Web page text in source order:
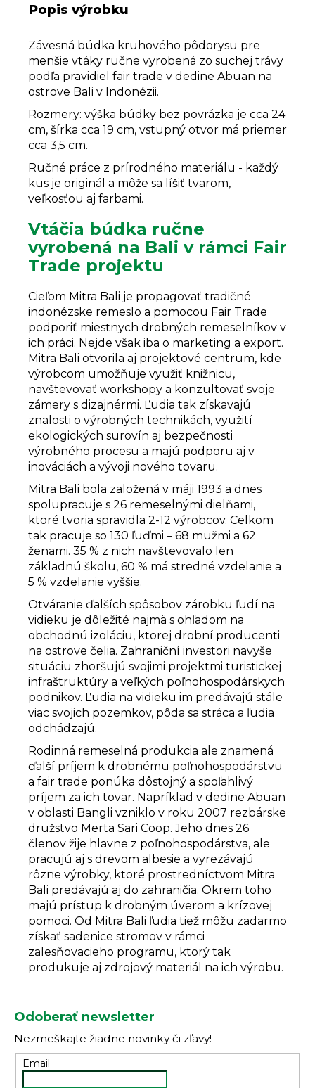
Popis výrobku
Závesná búdka kruhového pôdorysu pre
menšie vtáky ručne vyrobená zo suchej trávy
podľa pravidiel fair trade v dedine Abuan na
ostrove Bali v Indonézii.
Rozmery: výška búdky bez povrázka je cca 24
cm, šírka cca 19 cm, vstupný otvor má priemer
cca 3,5 cm.
Ručné práce z prírodného materiálu - každý
kus je originál a môže sa líšiť tvarom,
veľkosťou aj farbami.
Vtáčia búdka ručne
vyrobená na Bali v rámci Fair
Trade projektu
Cieľom Mitra Bali je propagovať tradičné
indonézske remeslo a pomocou Fair Trade
podporiť miestnych drobných remeselníkov v
ich práci. Nejde však iba o marketing a export.
Mitra Bali otvorila aj projektové centrum, kde
výrobcom umožňuje využiť knižnicu,
navštevovať workshopy a konzultovať svoje
zámery s dizajnérmi. Ľudia tak získavajú
znalosti o výrobných technikách, využití
ekologických surovín aj bezpečnosti
výrobného procesu a majú podporu aj v
inováciách a vývoji nového tovaru.
Mitra Bali bola založená v máji 1993 a dnes
spolupracuje s 26 remeselnými dielňami,
ktoré tvoria spravidla 2-12 výrobcov. Celkom
tak pracuje so 130 ľuďmi – 68 mužmi a 62
ženami. 35 % z nich navštevovalo len
základnú školu, 60 % má stredné vzdelanie a
5 % vzdelanie vyššie.
Otváranie ďalších spôsobov zárobku ľudí na
vidieku je dôležité najmä s ohľadom na
obchodnú izoláciu, ktorej drobní producenti
na ostrove čelia. Zahraniční investori navyše
situáciu zhoršujú svojimi projektmi turistickej
infraštruktúry a veľkých poľnohospodárskych
podnikov. Ľudia na vidieku im predávajú stále
viac svojich pozemkov, pôda sa stráca a ľudia
odchádzajú.
Rodinná remeselná produkcia ale znamená
ďalší príjem k drobnému poľnohospodárstvu
a fair trade ponúka dôstojný a spoľahlivý
príjem za ich tovar. Napríklad v dedine Abuan
v oblasti Bangli vzniklo v roku 2007 rezbárske
družstvo Merta Sari Coop. Jeho dnes 26
členov žije hlavne z poľnohospodárstva, ale
pracujú aj s drevom albesie a vyrezávajú
rôzne výrobky, ktoré prostredníctvom Mitra
Bali predávajú aj do zahraničia. Okrem toho
majú prístup k drobným úverom a krízovej
pomoci. Od Mitra Bali ľudia tiež môžu zadarmo
získať sadenice stromov v rámci
zalesňovacieho programu, ktorý tak
produkuje aj zdrojový materiál na ich výrobu.
Odoberať newsletter
Nezmeškajte žiadne novinky či zľavy!
Email